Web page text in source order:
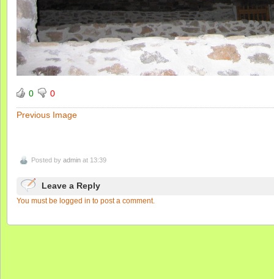
0 0
Previous Image
Posted by admin at 13:39
Leave a Reply
You must be logged in to post a comment.